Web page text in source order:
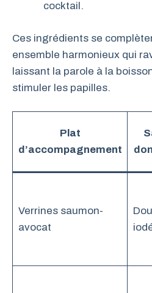
cocktail.
Ces ingrédients se
ensemble harmonieux qui
laissant la parole à la
stimuler les papilles.
Plat
d’accompagnement
Verrines saumon-
avocat